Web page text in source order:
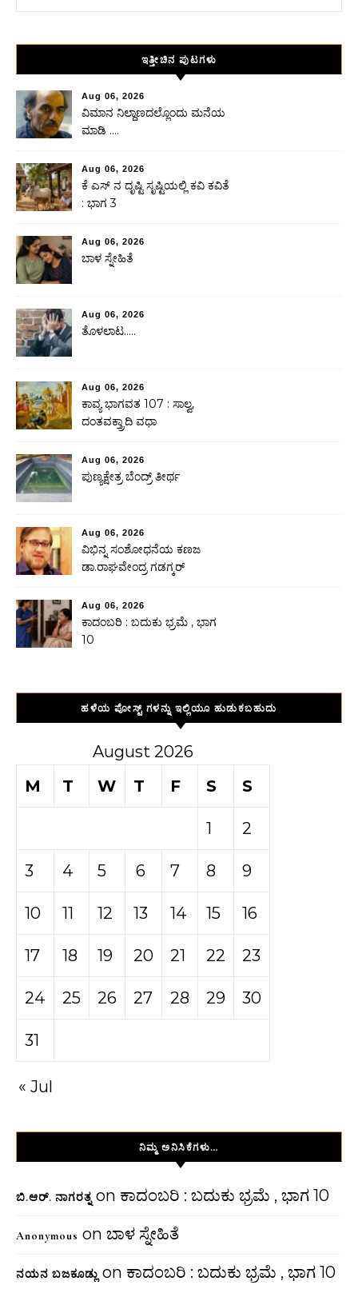
ಇತ್ತೀಚಿನ ಪುಟಗಳು
Aug 06, 2026
ವಿಮಾನ ನಿಲ್ದಾಣದಲ್ಲೊಂದು ಮನೆಯ
ಮಾಡಿ ….
Aug 06, 2026
ಕೆ ಎಸ್ ನ ದೃಷ್ಟಿ ಸೃಷ್ಟಿಯಲ್ಲಿ ಕವಿ ಕವಿತೆ
: ಭಾಗ 3
Aug 06, 2026
ಬಾಳ ಸ್ನೇಹಿತೆ
Aug 06, 2026
ತೊಳಲಾಟ…..
Aug 06, 2026
ಕಾವ್ಯ ಭಾಗವತ 107 : ಸಾಲ್ವ,
ದಂತವಕ್ತ್ರಾದಿ ವಧಾ
Aug 06, 2026
ಪುಣ್ಯಕ್ಷೇತ್ರ ಬೆಂದ್ರ್ ತೀರ್ಥ
Aug 06, 2026
ವಿಭಿನ್ನ ಸಂಶೋಧನೆಯ ಕಣಜ
ಡಾ.ರಾಘವೇಂದ್ರ ಗಡಗ್ಕರ್
Aug 06, 2026
ಕಾದಂಬರಿ : ಬದುಕು ಭ್ರಮೆ , ಭಾಗ
10
ಹಳೆಯ ಪೋಸ್ಟ್ ಗಳನ್ನು ಇಲ್ಲಿಯೂ ಹುಡುಕಬಹುದು
August 2026
M
T W T F S S
1 2
3 4 5 6 7 8 9
10 11 12 13 14 15 16
17 18 19 20 21 22 23
24 25 26 27 28 29 30
31
« Jul
ನಿಮ್ಮ ಅನಿಸಿಕೆಗಳು…
ಬಿ.ಆರ್. ನಾಗರತ್ನ on ಕಾದಂಬರಿ : ಬದುಕು ಭ್ರಮೆ , ಭಾಗ 10
Anonymous on ಬಾಳ ಸ್ನೇಹಿತೆ
ನಯನ ಬಜಕೂಡ್ಲು on ಕಾದಂಬರಿ : ಬದುಕು ಭ್ರಮೆ , ಭಾಗ 10